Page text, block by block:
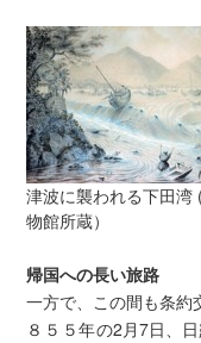
津波に襲われる下田
物館所蔵）
帰国への長い旅路
一方で、この間も条約
８５５年の2月7日、